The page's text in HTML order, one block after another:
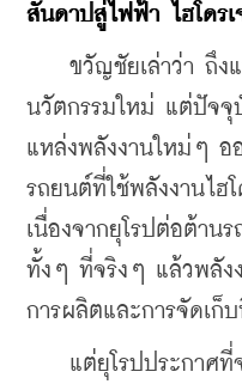
สันดาปสู่ไฟฟ้า ไฮโดร
ขวัญชัยเล่าว่า ถึงแ
นวัตกรรมใหม่ แต่ปัจ
แหล่งพลังงานใหม่ๆ อ
รถยนต์ที่ใช้พลังงานไฮโ
เนื่องจากยุโรปต่อต้าน
ทั้งๆ ที่จริงๆ แล้วพลัง
การผลิตและการจัดเก็
แต่ยุโรปประกาศที่จ